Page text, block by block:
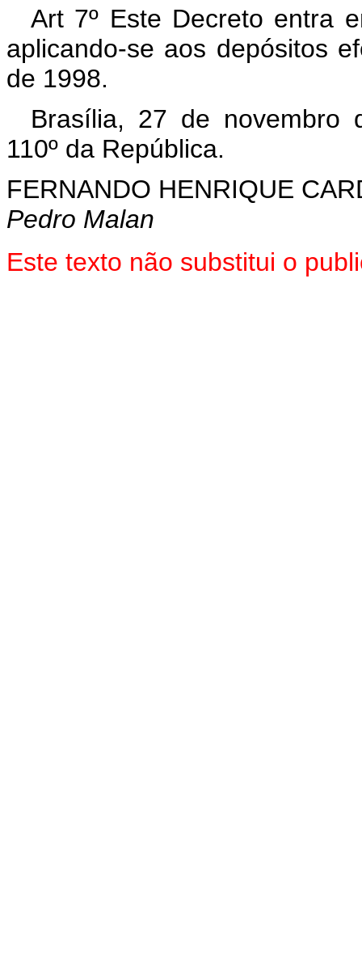
Art 7º Este Decreto entra
aplicando-se aos depósitos
de 1998.
Brasília, 27 de novembro
110º da República.
FERNANDO HENRIQUE
Pedro Malan
Este texto não substitui o